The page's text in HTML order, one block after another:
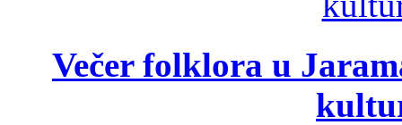
Večer folklora u